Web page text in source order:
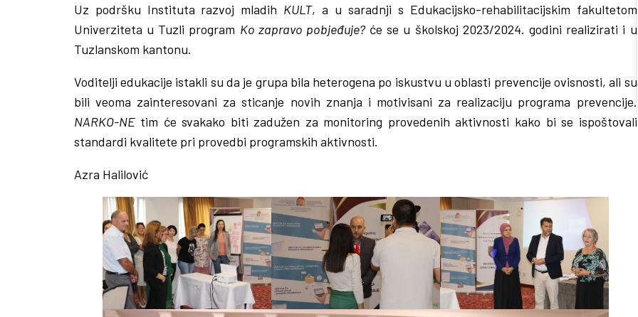
Uz podršku Instituta razvoj mladih KULT, a u saradnji s Edukacijsko-rehabilitacijskim fakultetom
Univerziteta u Tuzli program Ko zapravo pobjeđuje?će se u školskoj 2023/2024. godini realizirati i u
Tuzlanskom kantonu.
Voditelji edukacije istakli su da je grupa bila heterogena po iskustvu u oblasti prevencije ovisnosti, ali su
bili veoma zainteresovani za sticanje novih znanja i motivisani za realizaciju programa prevencije.
NARKO-NEtim će svakako biti zadužen za monitoring provedenih aktivnosti kako bi se ispoštovali
standardi kvalitete pri provedbi programskih aktivnosti.
Azra Halilović